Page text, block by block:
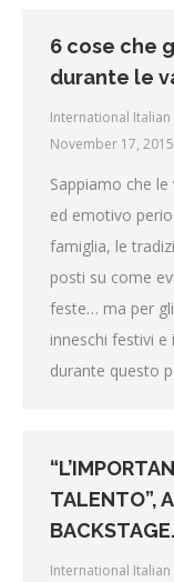
6 cose che
durante le
International
November 17, 2015
Sappiamo che
ed emotivo
famiglia, le
posti su come
feste… ma per gli
inneschi festivi
durante questo
TALENTO”,
International